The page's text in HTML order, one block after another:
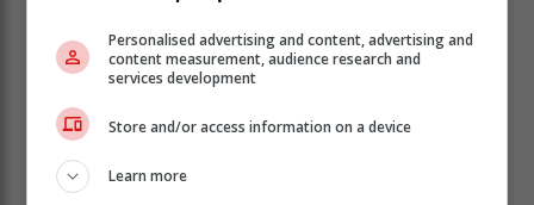
Die laaste been sal ek langs die Suid-Afrikaanse kus
terug trap na Kaapstad, vyf jaar na my vertrek op 30
VIDEO:
Personalised advertising and content, advertising and
content measurement, audience research and
services development
Store and/or access information on a device
Learn more